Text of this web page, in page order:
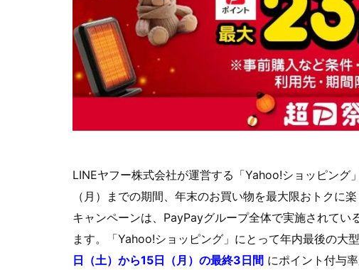
LINEヤフー株式会社が運営する「Yahoo!ショッピング
（月）までの期間、年末のお買い物を最大限おトクに
キャンペーンは、PayPayグループ全体で実施されてい
ます。「Yahoo!ショッピング」にとって年内最後の大
日（土）から15日（月）の最終3日間 にポイント付与